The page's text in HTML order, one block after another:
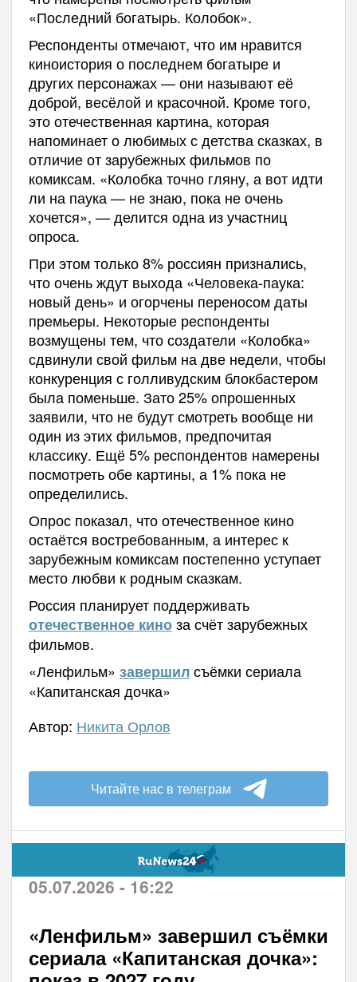
«Последний богатырь. Колобок».
Респонденты отмечают, что им нравится
киноистория о последнем богатыре и
других персонажах — они называют её
доброй, весёлой и красочной. Кроме того,
это отечественная картина, которая
напоминает о любимых с детства сказках, в
отличие от зарубежных фильмов по
комиксам. «Колобка точно гляну, а вот идти
ли на паука — не знаю, пока не очень
хочется», — делится одна из участниц
опроса.
При этом только 8% россиян признались,
что очень ждут выхода «Человека-паука:
новый день» и огорчены переносом даты
премьеры. Некоторые респонденты
возмущены тем, что создатели «Колобка»
сдвинули свой фильм на две недели, чтобы
конкуренция с голливудским блокбастером
была поменьше. Зато 25% опрошенных
заявили, что не будут смотреть вообще ни
один из этих фильмов, предпочитая
классику. Ещё 5% респондентов намерены
посмотреть обе картины, а 1% пока не
определились.
Опрос показал, что отечественное кино
остаётся востребованным, а интерес к
зарубежным комиксам постепенно уступает
место любви к родным сказкам.
Россия планирует поддерживать
отечественное киноза счёт зарубежных
фильмов.
«Ленфильм» завершилсъёмки сериала
«Капитанская дочка»
Автор: Никита Орлов
Читайте нас в телеграм
05.07.2026 - 16:22
«Ленфильм» завершил съёмки
сериала «Капитанская дочка»: